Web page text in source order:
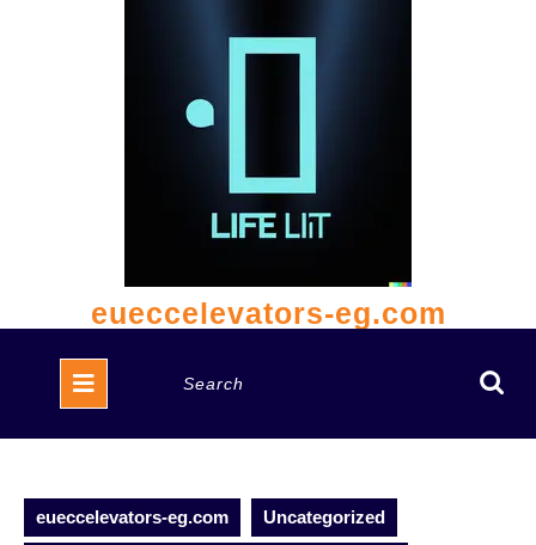
eueccelevators-eg.com
Open
Button
eueccelevators-eg.com Uncategorized